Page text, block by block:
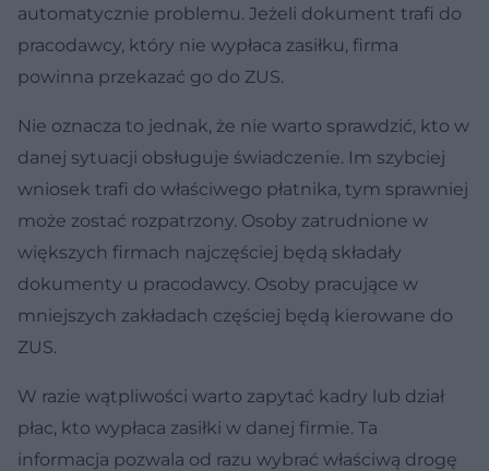
automatycznie problemu. Jeżeli dokument trafi do
pracodawcy, który nie wypłaca zasiłku, firma
powinna przekazać go do ZUS.
Nie oznacza to jednak, że nie warto sprawdzić, kto w
danej sytuacji obsługuje świadczenie. Im szybciej
wniosek trafi do właściwego płatnika, tym sprawniej
może zostać rozpatrzony. Osoby zatrudnione w
większych firmach najczęściej będą składały
dokumenty u pracodawcy. Osoby pracujące w
mniejszych zakładach częściej będą kierowane do
ZUS.
W razie wątpliwości warto zapytać kadry lub dział
płac, kto wypłaca zasiłki w danej firmie. Ta
informacja pozwala od razu wybrać właściwą drogę